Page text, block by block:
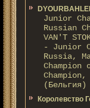
Junior
Russian
VAN'T
- Junior
Russia,
Champion,
(Бельгия)
Королевство